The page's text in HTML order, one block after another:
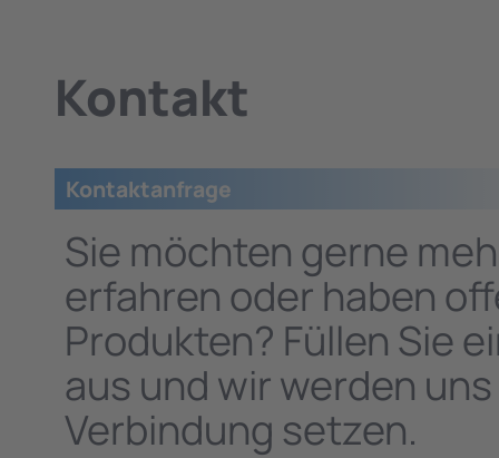
Kontakt
Kontaktanfrage
Sie möchten gerne
erfahren oder haben
Produkten? Füllen Sie einfach unser Kontaktformular
aus und wir werden
Verbindung setzen.